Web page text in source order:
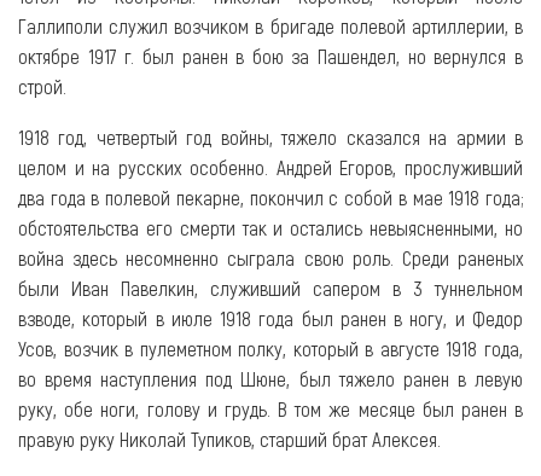
Галлиполи служил возчиком в бригаде полевой артиллерии, в
октябре 1917 г. был ранен в бою за Пашендел, но вернулся в
строй.
1918 год, четвертый год войны, тяжело сказался на армии в
целом и на русских особенно. Андрей Егоров, прослуживший
два года в полевой пекарне, покончил с собой в мае 1918 года;
обстоятельства его смерти так и остались невыясненными, но
война здесь несомненно сыграла свою роль. Среди раненых
были Иван Павелкин, служивший сапером в 3 туннельном
взводе, который в июле 1918 года был ранен в ногу, и Федор
Усов, возчик в пулеметном полку, который в августе 1918 года,
во время наступления под Шюне, был тяжело ранен в левую
руку, обе ноги, голову и грудь. В том же месяце был ранен в
правую руку Николай Тупиков, старший брат Алексея.